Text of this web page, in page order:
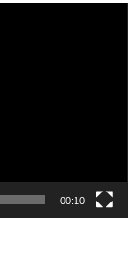
00:10